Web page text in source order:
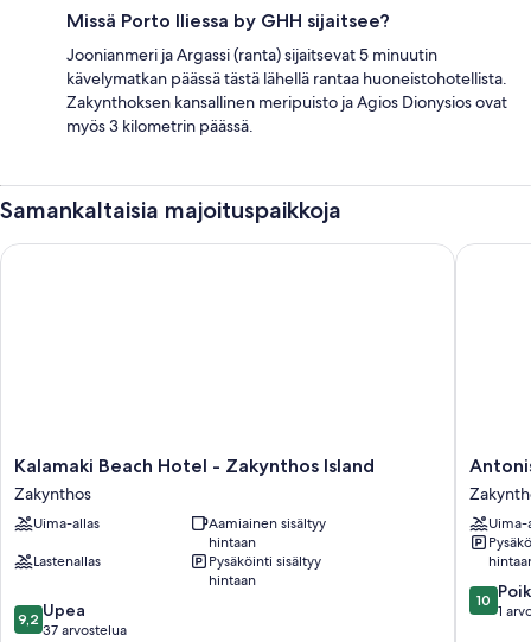
Missä Porto Iliessa by GHH sijaitsee?
Joonianmeri ja Argassi (ranta) sijaitsevat 5 minuutin
kävelymatkan päässä tästä lähellä rantaa huoneistohotellista.
Zakynthoksen kansallinen meripuisto ja Agios Dionysios ovat
myös 3 kilometrin päässä.
Samankaltaisia majoituspaikkoja
Kalamaki
Beach
Hotel
-
Island
Kalamaki Beach Hotel - Zakynthos Island
Zakynthos
Uima-allas
Aamiainen sisältyy
hintaan
Lastenallas
Pysäköinti sisältyy
hintaan
9.2
kautta
9,2 Upea
37 arvostelua
Kalamaki Beach Hotel - Zakynthos Island
Antonis
Uima-
10.0
kautta
10
1
Antonis